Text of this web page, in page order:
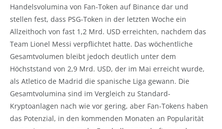
Handelsvolumina von Fan-Token auf Binance dar und
stellen fest, dass PSG-Token in der letzten Woche ein
Allzeithoch von fast 1,2 Mrd. USD erreichten, nachdem das
Team Lionel Messi verpflichtet hatte. Das wöchentliche
Gesamtvolumen bleibt jedoch deutlich unter dem
Höchststand von 2,9 Mrd. USD, der im Mai erreicht wurde,
als Atletico de Madrid die spanische Liga gewann. Die
Gesamtvolumina sind im Vergleich zu Standard-
Kryptoanlagen nach wie vor gering, aber Fan-Tokens haben
das Potenzial, in den kommenden Monaten an Popularität